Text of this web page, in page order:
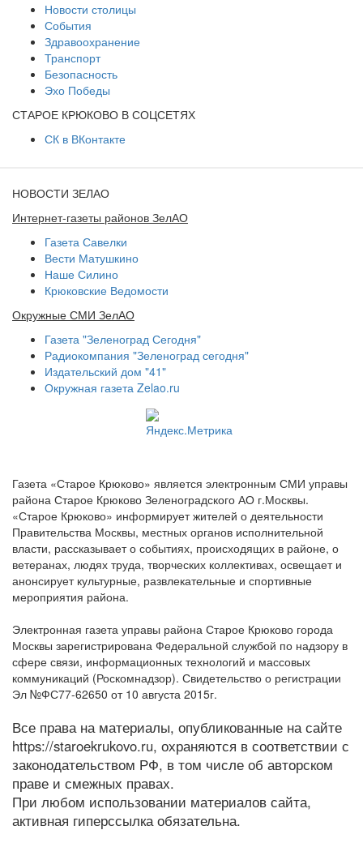
Новости столицы
События
Здравоохранение
Транспорт
Безопасность
Эхо Победы
СТАРОЕ КРЮКОВО В СОЦСЕТЯХ
СК в ВКонтакте
НОВОСТИ ЗЕЛАО
Интернет-газеты районов ЗелАО
Газета Савелки
Вести Матушкино
Наше Силино
Крюковские Ведомости
Окружные СМИ ЗелАО
Газета "Зеленоград Сегодня"
Радиокомпания "Зеленоград сегодня"
Издательский дом "41"
Окружная газета Zelao.ru
Газета «Старое Крюково» является электронным СМИ управы
района Старое Крюково Зеленоградского АО г.Москвы.
«Старое Крюково» информирует жителей о деятельности
Правительства Москвы, местных органов исполнительной
власти, рассказывает о событиях, происходящих в районе, о
ветеранах, людях труда, творческих коллективах, освещает и
анонсирует культурные, развлекательные и спортивные
мероприятия района.
Электронная газета управы района Старое Крюково города
Москвы зарегистрирована Федеральной службой по надзору в
сфере связи, информационных технологий и массовых
коммуникаций (Роскомнадзор). Свидетельство о регистрации
Эл №ФС77-62650 от 10 августа 2015г.
Все права на материалы, опубликованные на сайте
https://staroekrukovo.ru, охраняются в соответствии с
законодательством РФ, в том числе об авторском
праве и смежных правах.
При любом использовании материалов сайта,
активная гиперссылка обязательна.